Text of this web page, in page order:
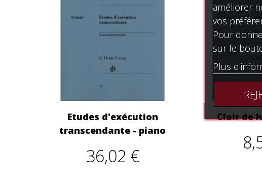
Etudes d'exécution
transcendante - piano
36,02 €
Clair de
améliorer
vos
Pour
sur le
Plus